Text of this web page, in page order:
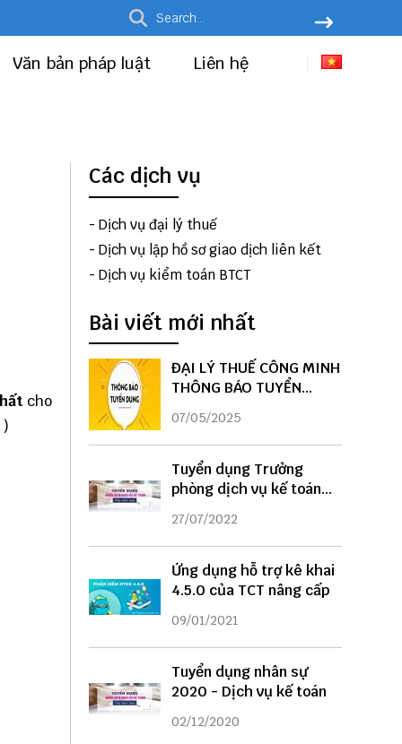
Văn bản pháp luật Liên hệ
cho
)
Các dịch vụ
- Dịch vụ đại lý thuế
- Dịch vụ lập hồ sơ giao dịch liên kết
- Dịch vụ kiểm toán BTCT
Bài viết mới nhất
ĐẠI LÝ THUẾ CÔNG MINH
THÔNG BÁO TUYỂN
DỤNG
07/05/2025
Tuyển dụng Trưởng
phòng dịch vụ kế toán
năm 2022
27/07/2022
Ứng dụng hỗ trợ kê khai
4.5.0 của TCT nâng cấp
09/01/2021
Tuyển dụng nhân sự
2020 - Dịch vụ kế toán
02/12/2020